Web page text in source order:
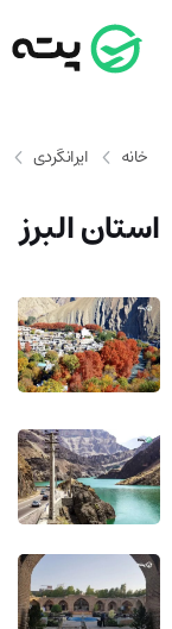
خانه ایرانگردی
استان البرز